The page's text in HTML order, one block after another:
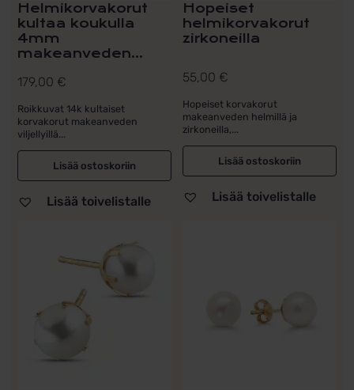
Helmikorvakorut
kultaa koukulla
4mm
makeanveden...
179,00 €
Roikkuvat 14k kultaiset
korvakorut makeanveden
viljellyillä...
Lisää ostoskoriin
Lisää toivelistalle
Hopeiset
helmikorvakorut
zirkoneilla
55,00 €
Hopeiset korvakorut
makeanveden helmillä ja
zirkoneilla,...
Lisää ostoskoriin
Lisää toivelistalle